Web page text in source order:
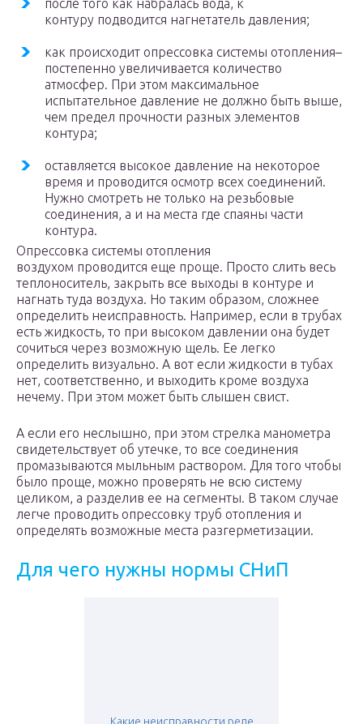
после того как набралась вода, к
контуру подводится нагнетатель давления;
как происходит опрессовка системы отопления–
постепенно увеличивается количество
атмосфер. При этом максимальное
испытательное давление не должно быть выше,
чем предел прочности разных элементов
контура;
оставляется высокое давление на некоторое
время и проводится осмотр всех соединений.
Нужно смотреть не только на резьбовые
соединения, а и на места где спаяны части
контура.
Опрессовка системы отопления
воздухом проводится еще проще. Просто слить весь
теплоноситель, закрыть все выходы в контуре и
нагнать туда воздуха. Но таким образом, сложнее
определить неисправность. Например, если в трубах
есть жидкость, то при высоком давлении она будет
сочиться через возможную щель. Ее легко
определить визуально. А вот если жидкости в тубах
нет, соответственно, и выходить кроме воздуха
нечему. При этом может быть слышен свист.
А если его неслышно, при этом стрелка манометра
свидетельствует об утечке, то все соединения
промазываются мыльным раствором. Для того чтобы
было проще, можно проверять не всю систему
целиком, а разделив ее на сегменты. В таком случае
легче проводить опрессовку труб отопления и
определять возможные места разгерметизации.
Для чего нужны нормы СНиП